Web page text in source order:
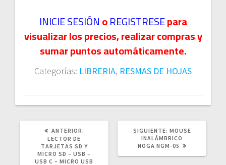
INICIE SESIÓNoREGISTRESEpara
visualizar los precios, realizar compras y
sumar puntos automáticamente.
Categorías: LIBRERIA, RESMAS DE HOJAS
ANTERIOR:
LECTOR DE
TARJETAS SD Y
MICRO SD – USB –
USB C – MICRO USB
SIGUIENTE: SIGUIENTE
POST:
MOUSE
INALÁMBRICO
NOGA NGM-05